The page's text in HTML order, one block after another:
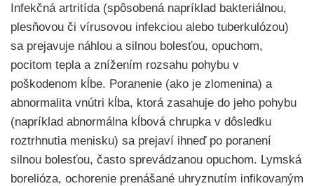
Infekčná artritída (spôsobená napríklad bakteriálnou,
plesňovou či vírusovou infekciou alebo tuberkulózou)
sa prejavuje náhlou a silnou bolesťou, opuchom,
pocitom tepla a znížením rozsahu pohybu v
poškodenom kĺbe. Poranenie (ako je zlomenina) a
abnormalita vnútri kĺba, ktorá zasahuje do jeho pohybu
(napríklad abnormálna kĺbová chrupka v dôsledku
roztrhnutia menisku) sa prejaví ihneď po poranení
silnou bolesťou, často sprevádzanou opuchom. Lymská
borelióza, ochorenie prenášané uhryznutím infikovaným